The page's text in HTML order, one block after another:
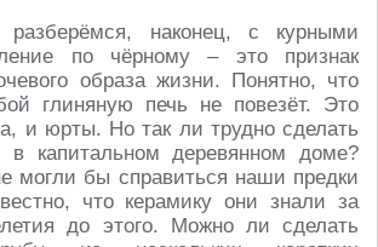
разберёмся, наконец, с курными
по чёрному – это признак
образа жизни. Понятно, что
глиняную печь не повезёт. Это
и юрты. Но так ли трудно сделать
в капитальном деревянном доме?
могли бы справиться наши предки
что керамику они знали за
до этого. Можно ли сделать